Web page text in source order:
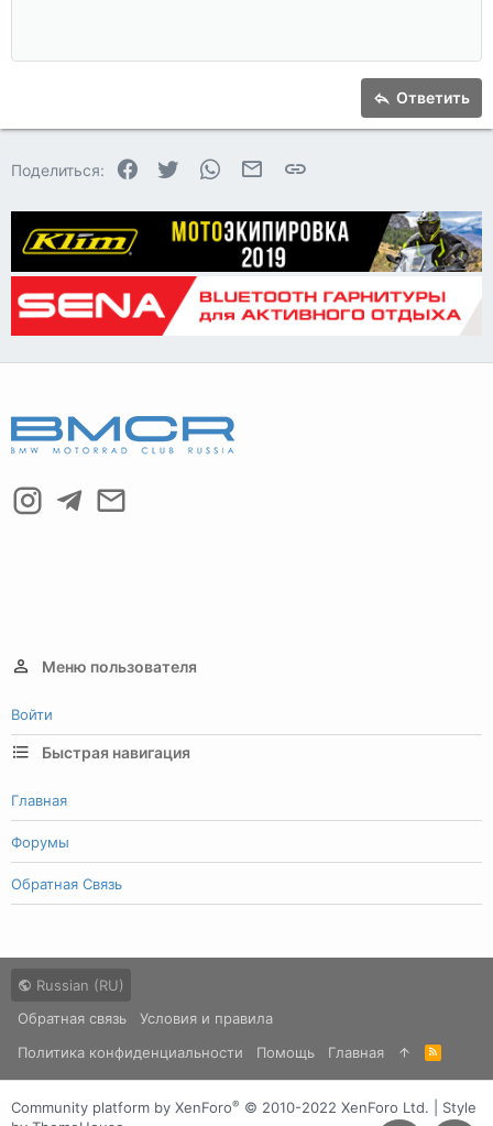
26
Trebuchet MS
Заголовок 2
Ответить
Поделиться: Facebook
Twitter WhatsAppЭлектронная почта
Ссылка
Меню пользователя
Войти
Быстрая навигация
Главная
Форумы
Обратная Связь
Russian (RU)
Обратная связь
Условия и правила
Политика конфиденциальности
Помощь Главная
R
S
Community platform by XenForo® © 2010-2022 XenForo Ltd.
Style